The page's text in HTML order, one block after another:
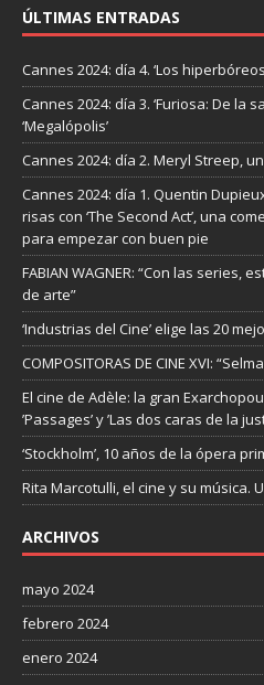
ÚLTIMAS ENTRADAS
Cannes 2024: día 4. ‘Los
Cannes 2024: día 3. ‘Furiosa: De la
‘Megalópolis’
Cannes 2024: día 2. Meryl Streep,
Cannes 2024: día 1. Quentin
risas con ‘The Second Act’, una
para empezar con buen pie
FABIAN WAGNER: “Con las series,
de arte”
‘Industrias del Cine’ elige las 20
COMPOSITORAS DE CINE XVI:
El cine de Adèle: la gran
’Passages’ y ’Las dos caras de la
‘Stockholm’, 10 años de la ópera
Rita Marcotulli, el cine y su música.
ARCHIVOS
mayo 2024
febrero 2024
enero 2024